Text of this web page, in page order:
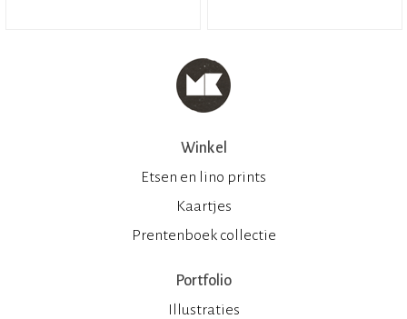
Winkel
Etsen en lino prints
Kaartjes
Prentenboek collectie
Portfolio
Illustraties